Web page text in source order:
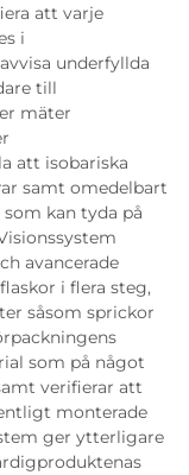
att varje
i
underfyllda
till
mäter
att isobariska
samt omedelbart
kan tyda på
avancerade
i flera steg,
såsom sprickor
som på något
verifierar att
monterade
ger ytterligare